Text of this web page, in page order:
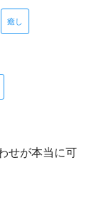
癒し
せが本当に可